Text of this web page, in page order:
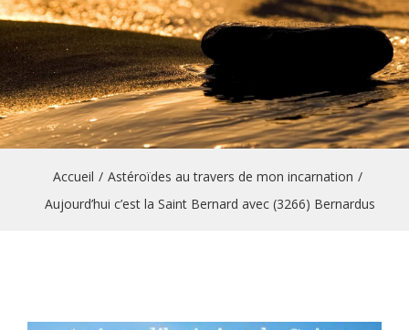
Accueil / Astéroïdes au travers de mon incarnation /
Aujourd’hui c’est la Saint Bernard avec (3266) Bernardus